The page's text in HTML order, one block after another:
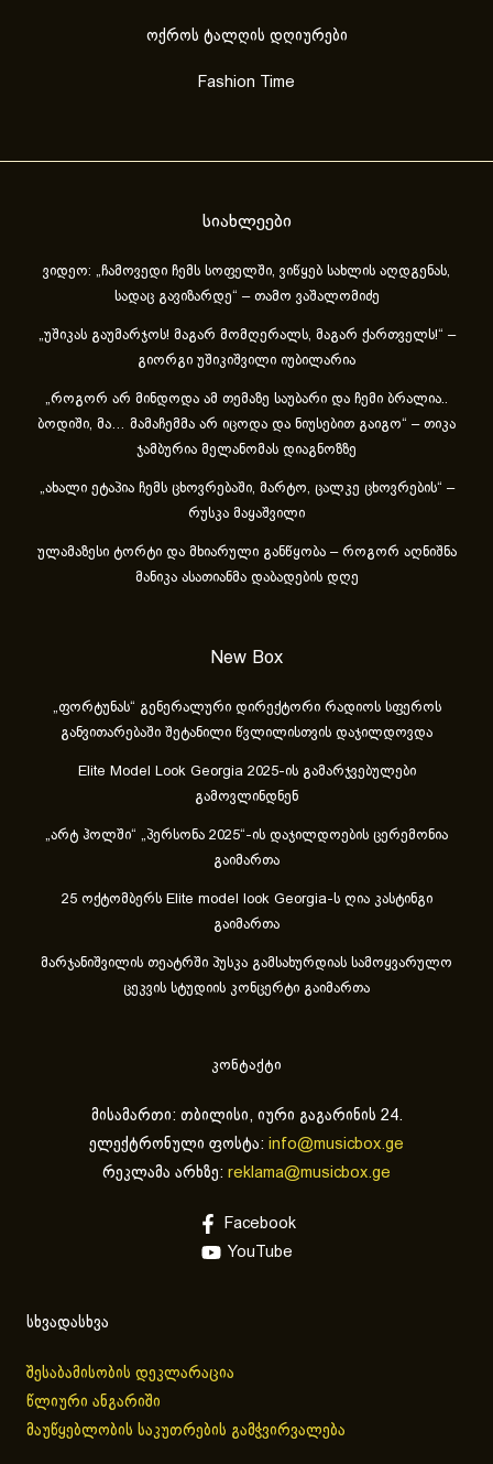
ოქროს ტალღის დღიურები
Fashion Time
სიახლეები
ვიდეო: „ჩამოვედი ჩემს სოფელში, ვიწყებ სახლის აღდგენას,
სადაც გავიზარდე“ – თამო ვაშალომიძე
„უშიკას გაუმარჯოს! მაგარ მომღერალს, მაგარ ქართველს!“ –
გიორგი უშიკიშვილი იუბილარია
„როგორ არ მინდოდა ამ თემაზე საუბარი და ჩემი ბრალია..
ბოდიში, მა… მამაჩემმა არ იცოდა და ნიუსებით გაიგო“ – თიკა
ჯამბურია მელანომას დიაგნოზზე
„ახა­ლი ეტა­პია ჩემს ცხოვ­რე­ბა­ში, მარ­ტო, ცალ­კე ცხოვ­რე­ბის“ –
რუსკა მაყაშვილი
ულამაზესი ტორტი და მხიარული განწყობა – როგორ აღნიშნა
მანიკა ასათიანმა დაბადების დღე
New Box
„ფორტუნას“ გენერალური დირექტორი რადიოს სფეროს
განვითარებაში შეტანილი წვლილისთვის დაჯილდოვდა
Elite Model Look Georgia 2025-ის გამარჯვებულები
გამოვლინდნენ
„არტ ჰოლში“ „პერსონა 2025“-ის დაჯილდოების ცერემონია
გაიმართა
25 ოქტომბერს Elite model look Georgia-ს ღია კასტინგი
გაიმართა
მარჯანიშვილის თეატრში პუსკა გამსახურდიას სამოყვარულო
ცეკვის სტუდიის კონცერტი გაიმართა
კონტაქტი
მისამართი: თბილისი, იური გაგარინის 24.
ელექტრონული ფოსტა: info@musicbox.ge
რეკლამა არხზე: reklama@musicbox.ge
Facebook
YouTube
სხვადასხვა
შესაბამისობის დეკლარაცია
წლიური ანგარიში
მაუწყებლობის საკუთრების გამჭვირვალება